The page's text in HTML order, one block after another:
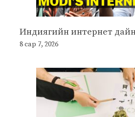
Индиягийн интернет
8 сар 7, 2026